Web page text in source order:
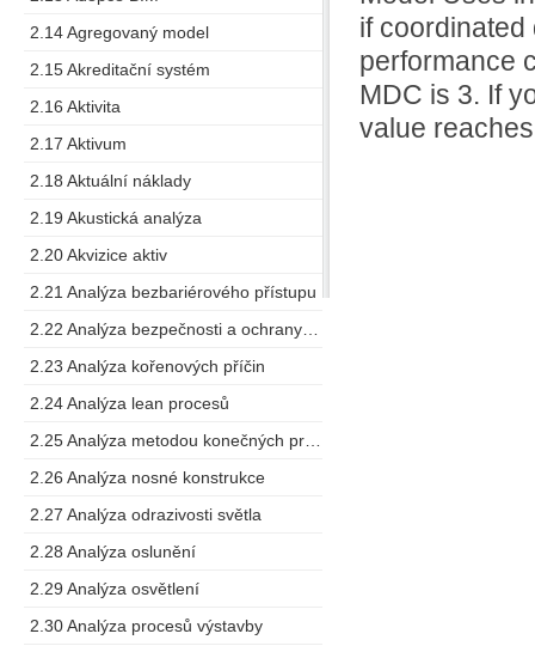
2.14 Agregovaný model
2.15 Akreditační systém
2.16 Aktivita
2.17 Aktivum
2.18 Aktuální náklady
2.19 Akustická analýza
2.20 Akvizice aktiv
2.21 Analýza bezbariérového přístupu
2.23 Analýza kořenových příčin
2.24 Analýza lean procesů
2.26 Analýza nosné konstrukce
2.27 Analýza odrazivosti světla
2.28 Analýza oslunění
2.29 Analýza osvětlení
2.30 Analýza procesů výstavby
if
performance
MDC is 3. If
value